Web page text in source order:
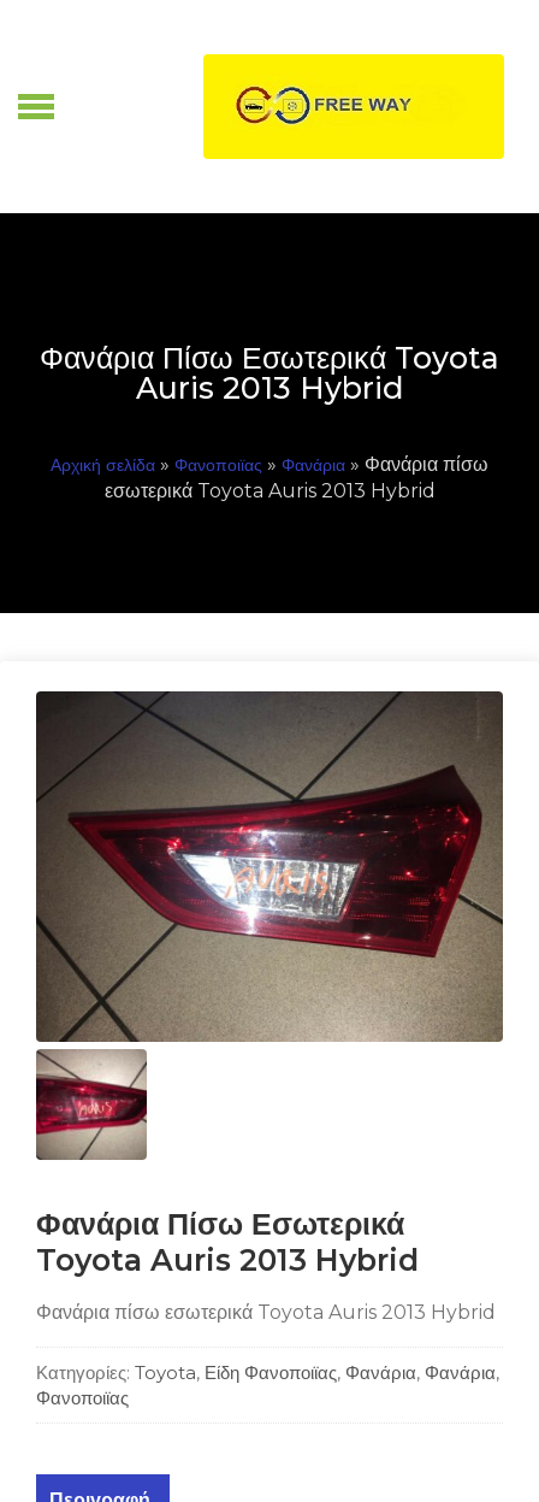
Φανάρια Πίσω Εσωτερικά Toyota
Auris 2013 Hybrid
Αρχική σελίδα » Φανοποιϊας » Φανάρια » Φανάρια πίσω
εσωτερικά Toyota Auris 2013 Hybrid
Φανάρια Πίσω Εσωτερικά
Toyota Auris 2013 Hybrid
Φανάρια πίσω εσωτερικά Toyota Auris 2013 Hybrid
Κατηγορίες: Toyota, Είδη Φανοποιϊας, Φανάρια, Φανάρια,
Φανοποιϊας